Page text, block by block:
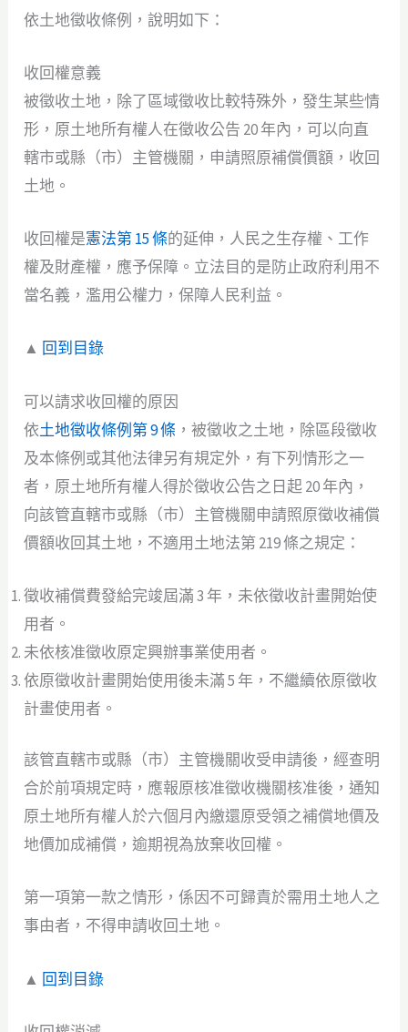
依土地徵收條例，說明如下：
收回權意義
被徵收土地，除了區域徵收比較特殊外，發生某些情
形，原土地所有權人在徵收公告 20 年內，可以向直
轄市或縣（市）主管機關，申請照原補償價額，收回
土地。
收回權是憲法第 15 條的延伸，人民之生存權、工作
權及財產權，應予保障。立法目的是防止政府利用不
當名義，濫用公權力，保障人民利益。
▲ 回到目錄
可以請求收回權的原因
依土地徵收條例第 9 條 ，被徵收之土地，除區段徵收
及本條例或其他法律另有規定外，有下列情形之一
者，原土地所有權人得於徵收公告之日起 20 年內，
向該管直轄市或縣（市）主管機關申請照原徵收補償
價額收回其土地，不適用土地法第 219 條之規定：
徵收補償費發給完竣屆滿 3 年，未依徵收計畫開始使
用者。
未依核准徵收原定興辦事業使用者。
依原徵收計畫開始使用後未滿 5 年，不繼續依原徵收
計畫使用者。
該管直轄市或縣（市）主管機關收受申請後，經查明
合於前項規定時，應報原核准徵收機關核准後，通知
原土地所有權人於六個月內繳還原受領之補償地價及
地價加成補償，逾期視為放棄收回權。
第一項第一款之情形，係因不可歸責於需用土地人之
事由者，不得申請收回土地。
▲ 回到目錄